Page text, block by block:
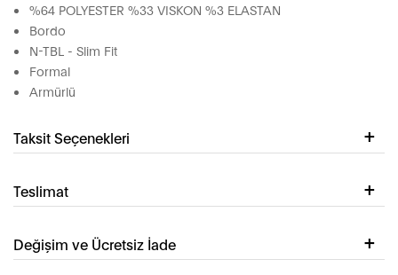
%64 POLYESTER %33 VISKON %3 ELASTAN
Bordo
N-TBL - Slim Fit
Formal
Armürlü
Taksit Seçenekleri
Teslimat
Değişim ve Ücretsiz İade